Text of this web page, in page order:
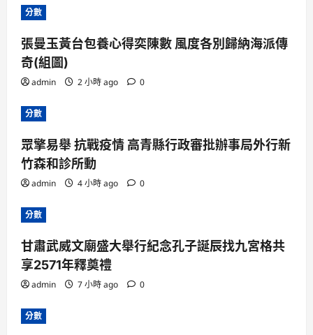
分數
張曼玉黃台包養心得奕陳數 風度各別歸納海派傳
奇(組圖)
admin 2 小時 ago 0
分數
眾擎易舉 抗戰疫情 高青縣行政審批辦事局外行新
竹森和診所動
admin 4 小時 ago 0
分數
甘肅武威文廟盛大舉行紀念孔子誕辰找九宮格共
享2571年釋奠禮
admin 7 小時 ago 0
分數